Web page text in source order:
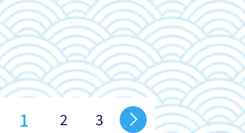
1 2 3